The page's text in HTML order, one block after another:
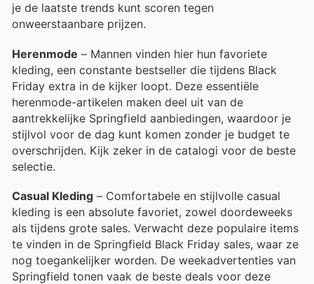
je de laatste trends kunt scoren tegen
onweerstaanbare prijzen.
Herenmode – Mannen vinden hier hun favoriete
kleding, een constante bestseller die tijdens Black
Friday extra in de kijker loopt. Deze essentiële
herenmode-artikelen maken deel uit van de
aantrekkelijke Springfield aanbiedingen, waardoor je
stijlvol voor de dag kunt komen zonder je budget te
overschrijden. Kijk zeker in de catalogi voor de beste
selectie.
Casual Kleding – Comfortabele en stijlvolle casual
kleding is een absolute favoriet, zowel doordeweeks
als tijdens grote sales. Verwacht deze populaire items
te vinden in de Springfield Black Friday sales, waar ze
nog toegankelijker worden. De weekadvertenties van
Springfield tonen vaak de beste deals voor deze